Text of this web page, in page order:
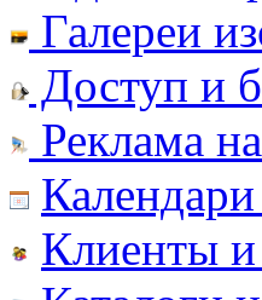
Галереи
Доступ и
Реклама
Клиенты и